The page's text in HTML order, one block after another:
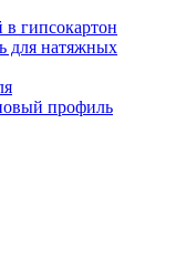
гипсокартон
для натяжных
профиль